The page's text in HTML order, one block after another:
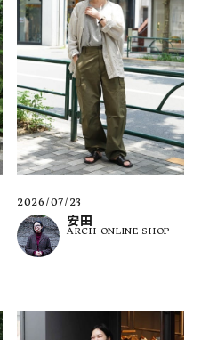
2026/07/23
安田
ARCH ONLINE SHOP